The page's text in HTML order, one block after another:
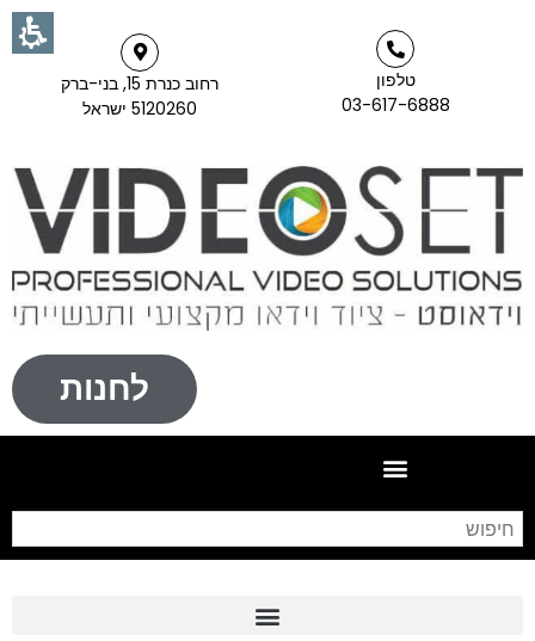
טלפון
03-617-6888
רחוב כנרת 15, בני-ברק
5120260 ישראל
לחנות